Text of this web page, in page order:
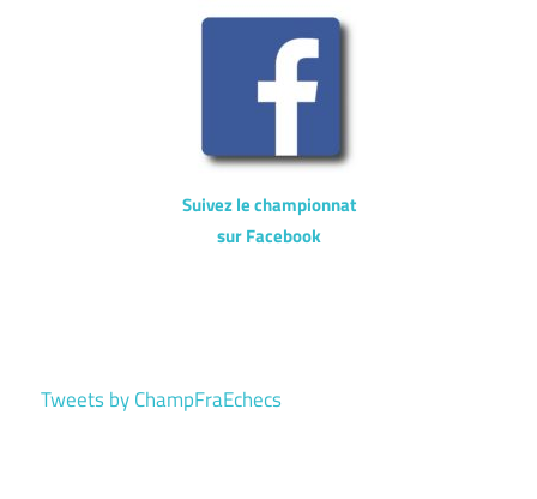
Suivez le championnat
sur Facebook
Tweets by ChampFraEchecs